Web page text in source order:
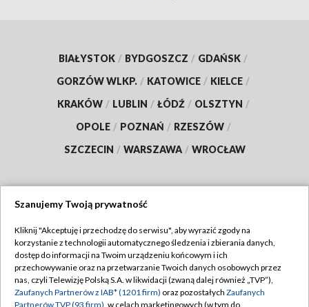
BIAŁYSTOK / BYDGOSZCZ / GDAŃSK /
GORZÓW WLKP. / KATOWICE / KIELCE /
KRAKÓW / LUBLIN / ŁÓDŹ / OLSZTYN /
OPOLE / POZNAŃ / RZESZÓW /
SZCZECIN / WARSZAWA / WROCŁAW
TVP
Abonament TVP
Emisja w TVP
Regulamin TVP
Polityka prywatności
Szanujemy Twoją prywatność
Kliknij "Akceptuję i przechodzę do serwisu", aby wyrazić zgody na
korzystanie z technologii automatycznego śledzenia i zbierania danych,
dostęp do informacji na Twoim urządzeniu końcowym i ich
przechowywanie oraz na przetwarzanie Twoich danych osobowych przez
nas, czyli Telewizję Polską S.A. w likwidacji (zwaną dalej również „TVP”),
Zaufanych Partnerów z IAB* (1201 firm) oraz pozostałych Zaufanych
Partnerów TVP (93 firm) , w celach marketingowych (w tym do